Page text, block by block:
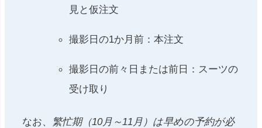
見と仮注文
撮影日の1か月前：本注文
撮影日の前々日または前日：スーツの
受け取り
なお、 繁忙期（10月～11月）は早めの予約が必